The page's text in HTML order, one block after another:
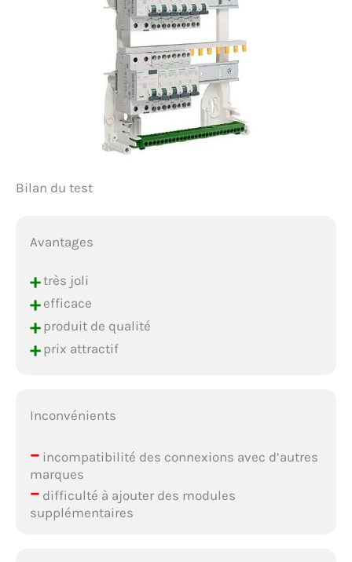
Bilan du test
Avantages
+très joli
+efficace
+produit de qualité
+prix attractif
Inconvénients
–incompatibilité des connexions avec d’autres
marques
–difficulté à ajouter des modules
supplémentaires